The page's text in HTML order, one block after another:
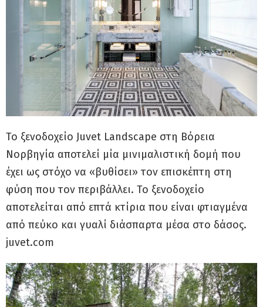
Το ξενοδοχείο Juvet Landscape στη Βόρεια
Νορβηγία αποτελεί μία μινιμαλιστική δομή που
έχει ως στόχο να «βυθίσει» τον επισκέπτη στη
φύση που τον περιβάλλει. Το ξενοδοχείο
αποτελείται από επτά κτίρια που είναι φτιαγμένα
από πεύκο και γυαλί διάσπαρτα μέσα στο δάσος.
juvet.com